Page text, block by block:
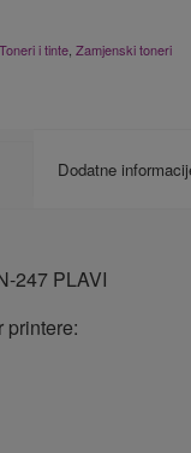
Toneri i tinte ,Zamjenski toneri
Dodatne
247 PLAVI
printere: